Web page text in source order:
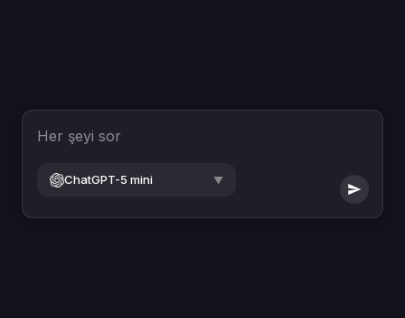
Her şeyi sor
ChatGPT-5 mini ▼